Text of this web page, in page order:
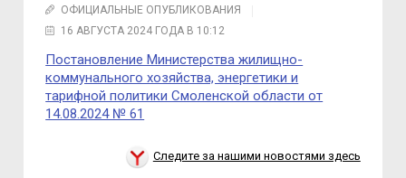
ОФИЦИАЛЬНЫЕ ОПУБЛИКОВАНИЯ
16 АВГУСТА 2024 ГОДА В 10:12
Постановление Министерства жилищно-
коммунального хозяйства, энергетики и
тарифной политики Смоленской области от
14.08.2024 № 61
Следите за нашими новостями здесь